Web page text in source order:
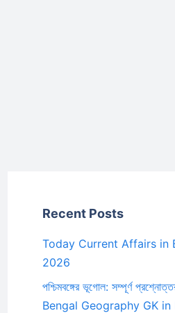
Recent Posts
Today Current Affairs in
2026
পশ্চিমবঙ্গের ভূগোল: সম্পূর্ণ
Bengal Geography GK in